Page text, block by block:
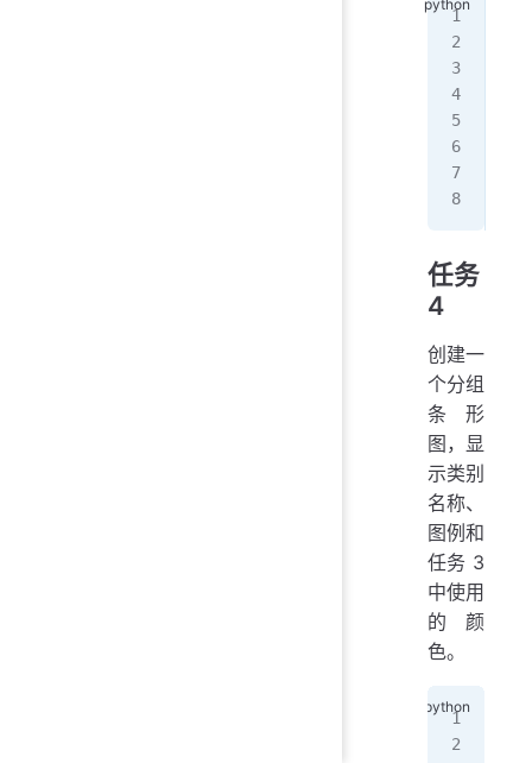
任务
4
创建一
个分组
条形
图，显
示类别
名称、
图例和
任务 3
中使用
的颜
色。